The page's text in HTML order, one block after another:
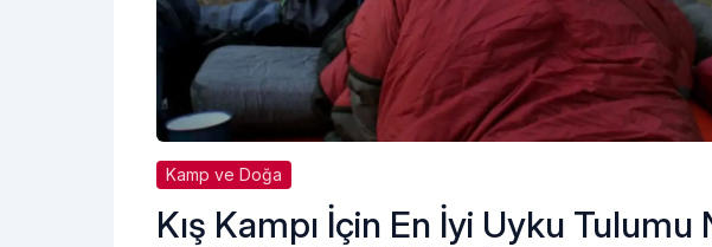
Kamp ve Doğa
Kış Kampı İçin En İyi Uyku Tulumu